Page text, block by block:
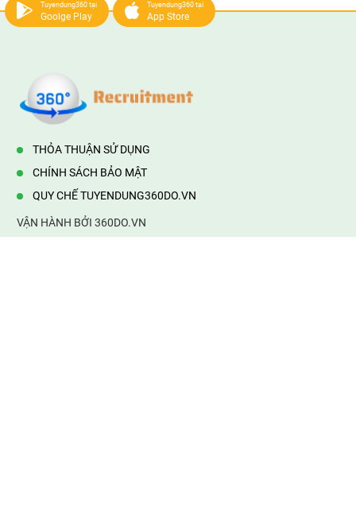
Tuyendung360 tại
Goolge Play
Tuyendung360 tại
App Store
THỎA THUẬN SỬ DỤNG
CHÍNH SÁCH BẢO MẬT
QUY CHẾ TUYENDUNG360DO.VN
VẬN HÀNH BỞI 360DO.VN